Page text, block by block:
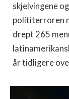
skjelvingene
polititerroren
drept 265
år tidligere